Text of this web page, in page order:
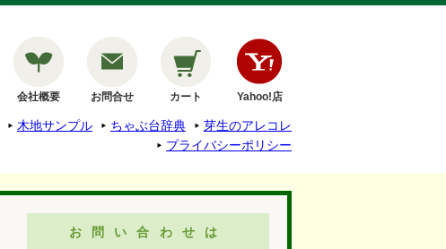
会社概要 お問合せ カート Yahoo!店
芽生のアレコレ
ちゃぶ台辞典
木地サンプル
プライバシーポリシー
お問い合わせは